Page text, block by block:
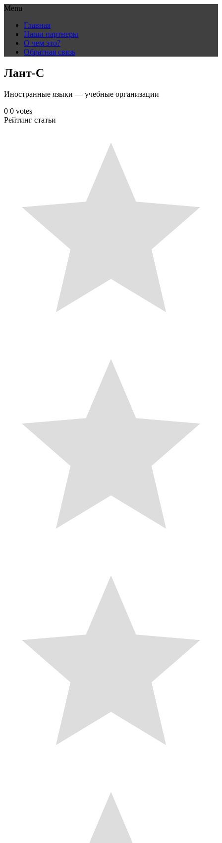
Menu
content
Главная
Наши партнеры
О чем это?
Обратная связь
Лант-С
Иностранные языки — учебные организации
0 0 votes
Рейтинг статьи